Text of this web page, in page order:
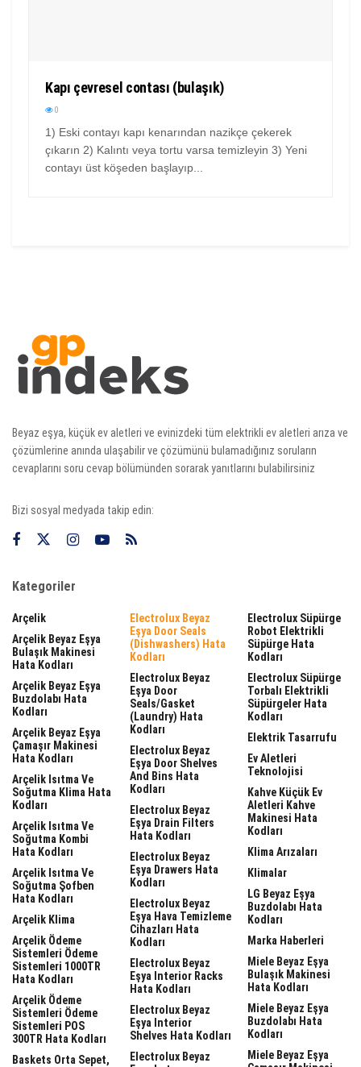
Kapı çevresel contası (bulaşık)
0
1) Eski contayı kapı kenarından nazikçe çekerek
çıkarın 2) Kalıntı veya tortu varsa temizleyin 3) Yeni
contayı üst köşeden başlayıp...
Beyaz eşya, küçük ev aletleri ve evinizdeki tüm elektrikli ev aletleri arıza ve
çözümlerine anında ulaşabilir ve çözümünü bulamadığınız soruların
cevaplarını soru cevap bölümünden sorarak yanıtlarını bulabilirsiniz
Bizi sosyal medyada takip edin:
Kategoriler
Arçelik
Arçelik Beyaz Eşya
Bulaşık Makinesi
Hata Kodları
Arçelik Beyaz Eşya
Buzdolabı Hata
Kodları
Arçelik Beyaz Eşya
Çamaşır Makinesi
Hata Kodları
Arçelik Isıtma Ve
Soğutma Klima Hata
Kodları
Arçelik Isıtma Ve
Soğutma Kombi
Hata Kodları
Arçelik Isıtma Ve
Soğutma Şofben
Hata Kodları
Arçelik Klima
Arçelik Ödeme
Sistemleri Ödeme
Sistemleri 1000TR
Hata Kodları
Arçelik Ödeme
Sistemleri Ödeme
Sistemleri POS
300TR Hata Kodları
Baskets Orta Sepet,
Electrolux Beyaz
Eşya Door Seals
(dishwashers) Hata
Kodları
Electrolux Beyaz
Eşya Door
Seals/gasket
(laundry) Hata
Kodları
Electrolux Beyaz
Eşya Door Shelves
And Bins Hata
Kodları
Electrolux Beyaz
Eşya Drain Filters
Hata Kodları
Electrolux Beyaz
Eşya Drawers Hata
Kodları
Electrolux Beyaz
Eşya Hava Temizleme
Cihazları Hata
Kodları
Electrolux Beyaz
Eşya Interior Racks
Hata Kodları
Electrolux Beyaz
Eşya Interior
Shelves Hata Kodları
Electrolux Beyaz
Electrolux Süpürge
Robot Elektrikli
Süpürge Hata
Kodları
Electrolux Süpürge
Torbalı Elektrikli
Süpürgeler Hata
Kodları
Elektrik Tasarrufu
Ev Aletleri
Teknolojisi
Kahve Küçük Ev
Aletleri Kahve
Makinesi Hata
Kodları
Klima Arızaları
Klimalar
LG Beyaz Eşya
Buzdolabı Hata
Kodları
Marka Haberleri
Miele Beyaz Eşya
Bulaşık Makinesi
Hata Kodları
Miele Beyaz Eşya
Buzdolabı Hata
Kodları
Miele Beyaz Eşya